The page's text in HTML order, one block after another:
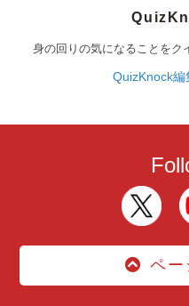
身の回りの気になることをク
QuizKnock
ペー